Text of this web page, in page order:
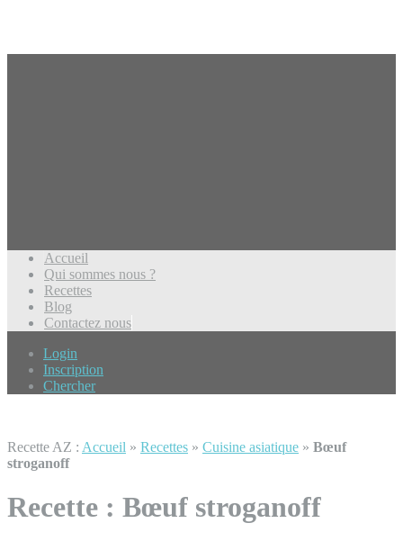
Accueil
Qui sommes nous ?
Recettes
Blog
Contactez nous
Login
Inscription
Chercher
Recette AZ : Accueil » Recettes » Cuisine asiatique » Bœuf
stroganoff
Recette : Bœuf stroganoff